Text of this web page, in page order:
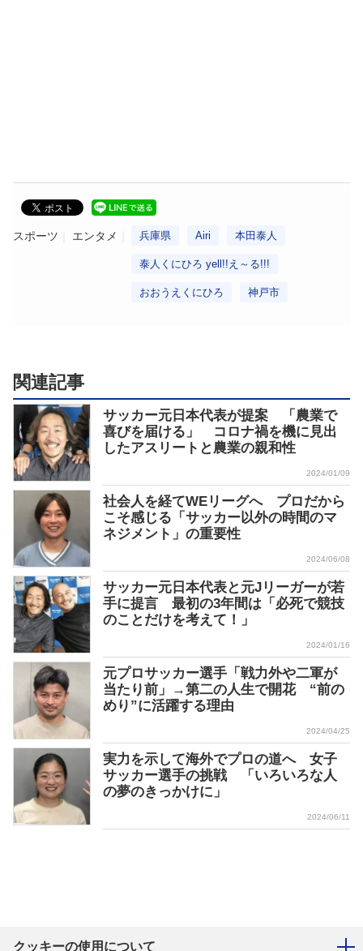
スポーツ エンタメ 兵庫県 Airi 本田泰人
泰人くにひろ yell!!え～る!!!
おおうえくにひろ 神戸市
関連記事
サッカー元日本代表が提案 「農業で
喜びを届ける」 コロナ禍を機に見出
したアスリートと農業の親和性
2024/01/09
社会人を経てWEリーグへ プロだから
こそ感じる「サッカー以外の時間のマ
ネジメント」の重要性
2024/06/08
サッカー元日本代表と元Jリーガーが若
手に提言 最初の3年間は「必死で競技
のことだけを考えて！」
2024/01/16
元プロサッカー選手「戦力外や二軍が
当たり前」→第二の人生で開花 “前の
めり”に活躍する理由
2024/04/25
実力を示して海外でプロの道へ 女子
サッカー選手の挑戦 「いろいろな人
の夢のきっかけに」
2024/06/11
クッキーの使用について